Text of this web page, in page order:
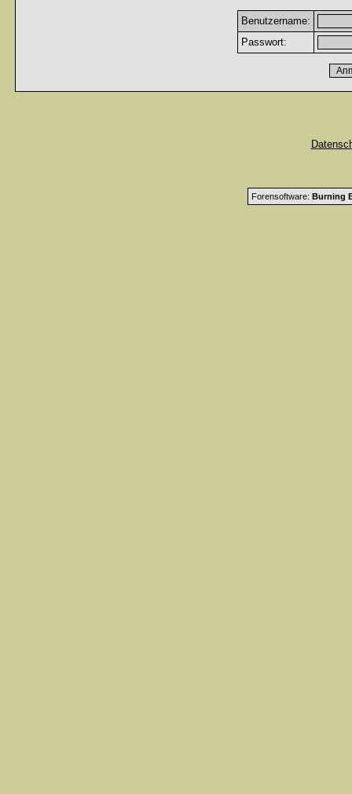
Benutzername:
Passwort:
Forensoftware: Burning